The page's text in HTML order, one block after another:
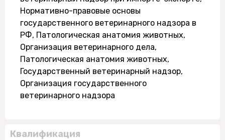
Нормативно-правовые основы
государственного ветеринарного надзора в
РФ, Патологическая анатомия животных,
Организация ветеринарного дела,
Патологическая анатомия животных,
Государственный ветеринарный надзор,
Организация государственного
ветеринарного надзора
Квалификация